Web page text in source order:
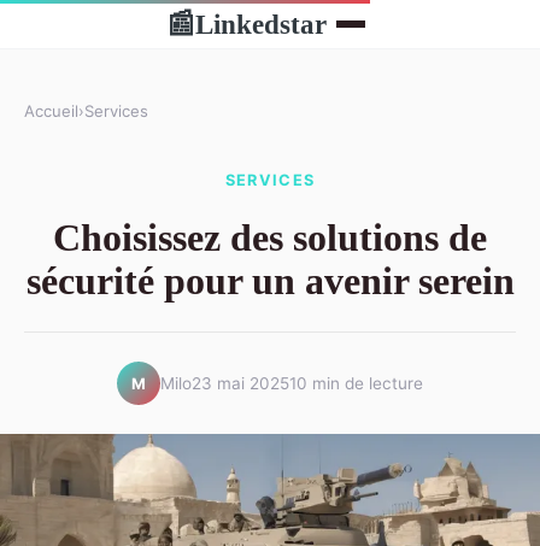
📰Linkedstar
Accueil›Services
SERVICES
Choisissez des solutions de
sécurité pour un avenir serein
M Milo23 mai 202510 min de lecture